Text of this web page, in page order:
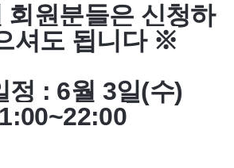
원분들은 신청하
셔도 됩니다 ※
정 : 6월 3일(수)